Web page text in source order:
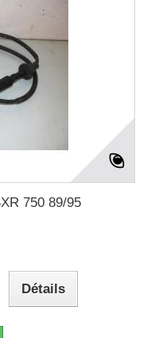
750 89/95
Détails